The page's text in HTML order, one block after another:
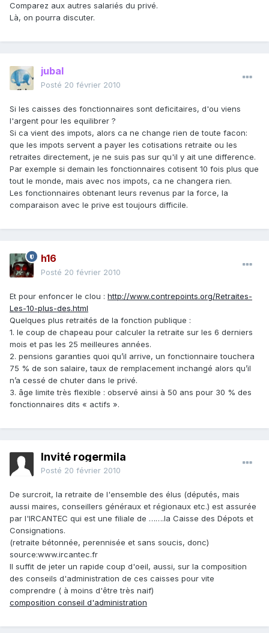
Comparez aux autres salariés du privé.
Là, on pourra discuter.
jubal
Posté 20 février 2010
Si les caisses des fonctionnaires sont deficitaires, d'ou viens
l'argent pour les equilibrer ?
Si ca vient des impots, alors ca ne change rien de toute facon:
que les impots servent a payer les cotisations retraite ou les
retraites directement, je ne suis pas sur qu'il y ait une difference.
Par exemple si demain les fonctionnaires cotisent 10 fois plus que
tout le monde, mais avec nos impots, ca ne changera rien.
Les fonctionnaires obtenant leurs revenus par la force, la
comparaison avec le prive est toujours difficile.
h16
Posté 20 février 2010
Et pour enfoncer le clou : http://www.contrepoints.org/Retraites-
Les-10-plus-des.html
Quelques plus retraités de la fonction publique :
1. le coup de chapeau pour calculer la retraite sur les 6 derniers
mois et pas les 25 meilleures années.
2. pensions garanties quoi qu’il arrive, un fonctionnaire touchera
75 % de son salaire, taux de remplacement inchangé alors qu’il
n’a cessé de chuter dans le privé.
3. âge limite très flexible : observé ainsi à 50 ans pour 30 % des
fonctionnaires dits « actifs ».
Invité rogermila
Posté 20 février 2010
De surcroit, la retraite de l'ensemble des élus (députés, mais
aussi maires, conseillers généraux et régionaux etc.) est assurée
par l'IRCANTEC qui est une filiale de …….la Caisse des Dépots et
Consignations.
(retraite bétonnée, perennisée et sans soucis, donc)
source:www.ircantec.fr
Il suffit de jeter un rapide coup d'oeil, aussi, sur la composition
des conseils d'administration de ces caisses pour vite
comprendre ( à moins d'être très naif)
composition conseil d'administration